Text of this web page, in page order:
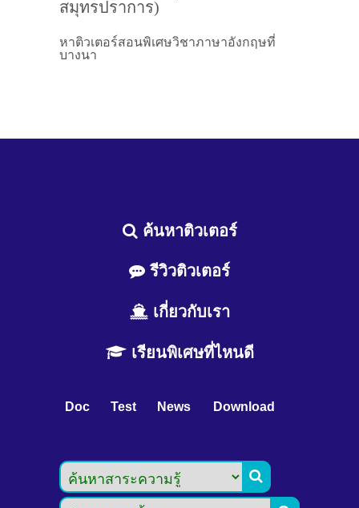
สมุทรปราการ)
หาติวเตอร์สอนพิเศษวิชาภาษาอังกฤษที่
บางนา
ค้นหาติวเตอร์
รีวิวติวเตอร์
เกี่ยวกับเรา
เรียนพิเศษที่ไหนดี
Doc Test News Download
